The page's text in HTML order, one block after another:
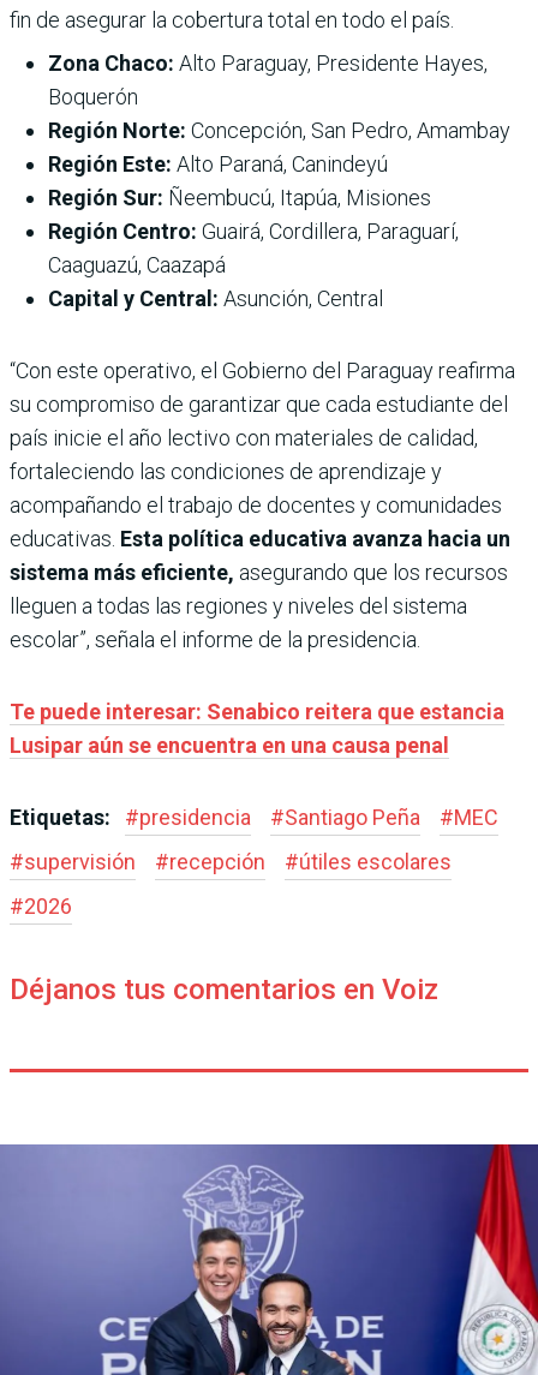
fin de asegurar la cobertura total en todo el país.
Zona Chaco: Alto Paraguay, Presidente Hayes,
Boquerón
Región Norte: Concepción, San Pedro, Amambay
Región Este: Alto Paraná, Canindeyú
Región Sur: Ñeembucú, Itapúa, Misiones
Región Centro: Guairá, Cordillera, Paraguarí,
Caaguazú, Caazapá
Capital y Central: Asunción, Central
“Con este operativo, el Gobierno del Paraguay reafirma
su compromiso de garantizar que cada estudiante del
país inicie el año lectivo con materiales de calidad,
fortaleciendo las condiciones de aprendizaje y
acompañando el trabajo de docentes y comunidades
educativas. Esta política educativa avanza hacia un
sistema más eficiente, asegurando que los recursos
lleguen a todas las regiones y niveles del sistema
escolar”, señala el informe de la presidencia.
Te puede interesar: Senabico reitera que estancia
Lusipar aún se encuentra en una causa penal
Etiquetas: #presidencia #Santiago Peña #MEC
#supervisión #recepción #útiles escolares
#2026
Déjanos tus comentarios en Voiz